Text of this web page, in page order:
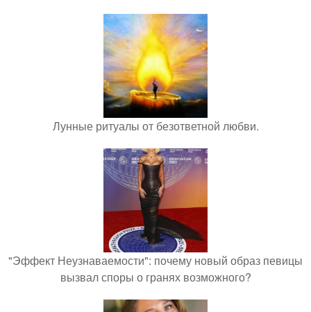
Лунные ритуалы от безответной любви.
"Эффект Неузнаваемости": почему новый образ певицы
вызвал споры о гранях возможного?